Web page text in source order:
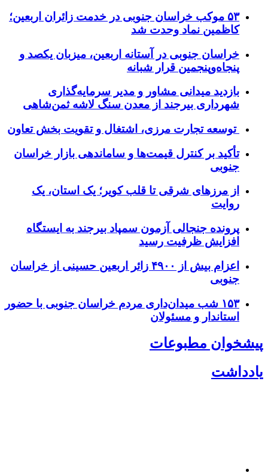
۵۳ موکب خراسان جنوبی در خدمت زائران اربعین؛
کاظمین نماد وحدت شد
خراسان جنوبی در آستانه اربعین، میزبان یکصد و
پنجاه‌وپنجمین قرار شبانه
بازدید میدانی مشاور و مدیر سرمایه‌گذاری
شهرداری بیرجند از معدن سنگ لاشه ثمن‌شاهی
توسعه تجارت مرزی، اشتغال و تقویت بخش تعاون
تأکید بر کنترل قیمت‌ها و ساماندهی بازار خراسان
جنوبی
از مرزهای شرقی تا قلب کویر؛ یک استان، یک
روایت
پرونده جنجالی آزمون سمپاد بیرجند به ایستگاه
افزایش ظرفیت رسید
اعزام بیش از ۴۹۰۰ زائر اربعین حسینی از خراسان
جنوبی
۱۵۳ شب میدان‌داری مردم خراسان جنوبی با حضور
استاندار و مسئولان
پیشخوان مطبوعات
یادداشت